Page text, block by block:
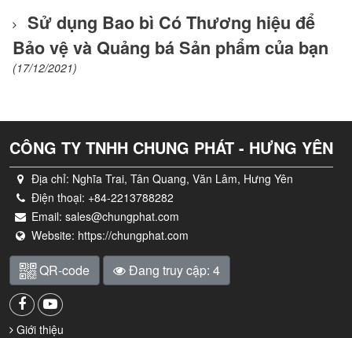
Sử dụng Bao bì Có Thương hiệu để
Bảo vệ và Quảng bá Sản phẩm của bạn
(17/12/2021)
CÔNG TY TNHH CHUNG PHÁT - HƯNG YÊN
Địa chỉ: Nghĩa Trai, Tân Quang, Văn Lâm, Hưng Yên
Điện thoại: +84-2213788282
Email: sales@chungphat.com
Website: https://chungphat.com
QR-code Đang truy cập: 4
Giới thiệu